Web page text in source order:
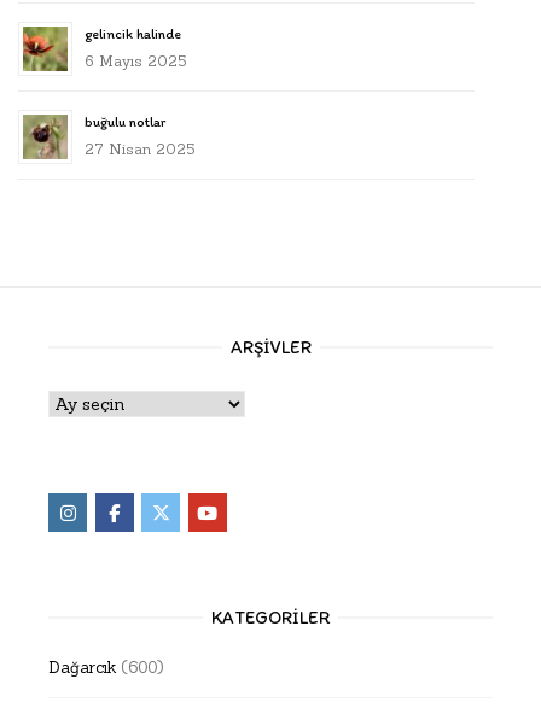
gelincik halinde
6 Mayıs 2025
buğulu notlar
27 Nisan 2025
ARŞIVLER
Arşivler
KATEGORILER
Dağarcık (600)